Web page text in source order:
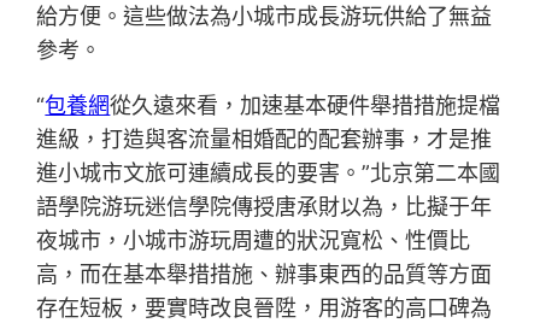
給方便。這些做法為小城市成長游玩供給了無益
參考。
“包養網從久遠來看，加速基本硬件舉措措施提檔
進級，打造與客流量相婚配的配套辦事，才是推
進小城市文旅可連續成長的要害。”北京第二本國
語學院游玩迷信學院傳授唐承財以為，比擬于年
夜城市，小城市游玩周遭的狀況寬松、性價比
高，而在基本舉措措施、辦事東西的品質等方面
存在短板，要實時改良晉陞，用游客的高口碑為